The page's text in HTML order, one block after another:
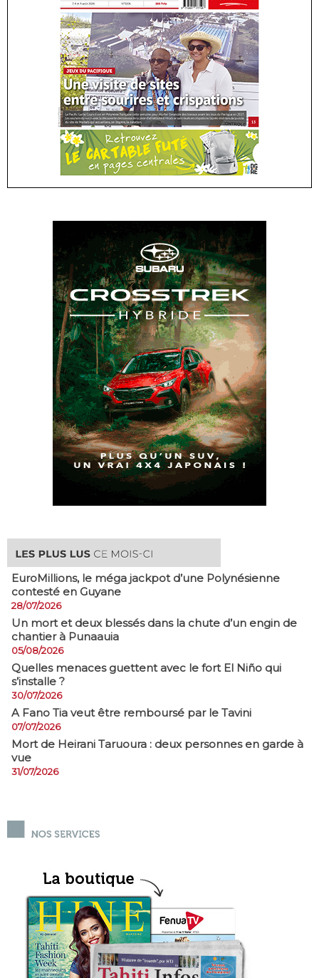
EuroMillions, ​le méga jackpot d’une Polynésienne
contesté en Guyane
28/07/2026
​Un mort et deux blessés dans la chute d’un engin de
chantier à Punaauia
05/08/2026
Quelles menaces guettent avec le fort El Niño qui
s’installe ?
30/07/2026
A Fano Tia veut être remboursé par le Tavini
07/07/2026
Mort de Heirani Taruoura : deux personnes en garde à
vue
31/07/2026